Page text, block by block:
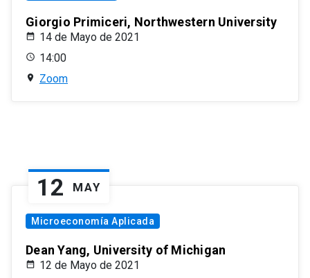
Giorgio Primiceri, Northwestern University
14 de Mayo de 2021
14:00
Zoom
12 MAY
Microeconomía Aplicada
Dean Yang, University of Michigan
12 de Mayo de 2021